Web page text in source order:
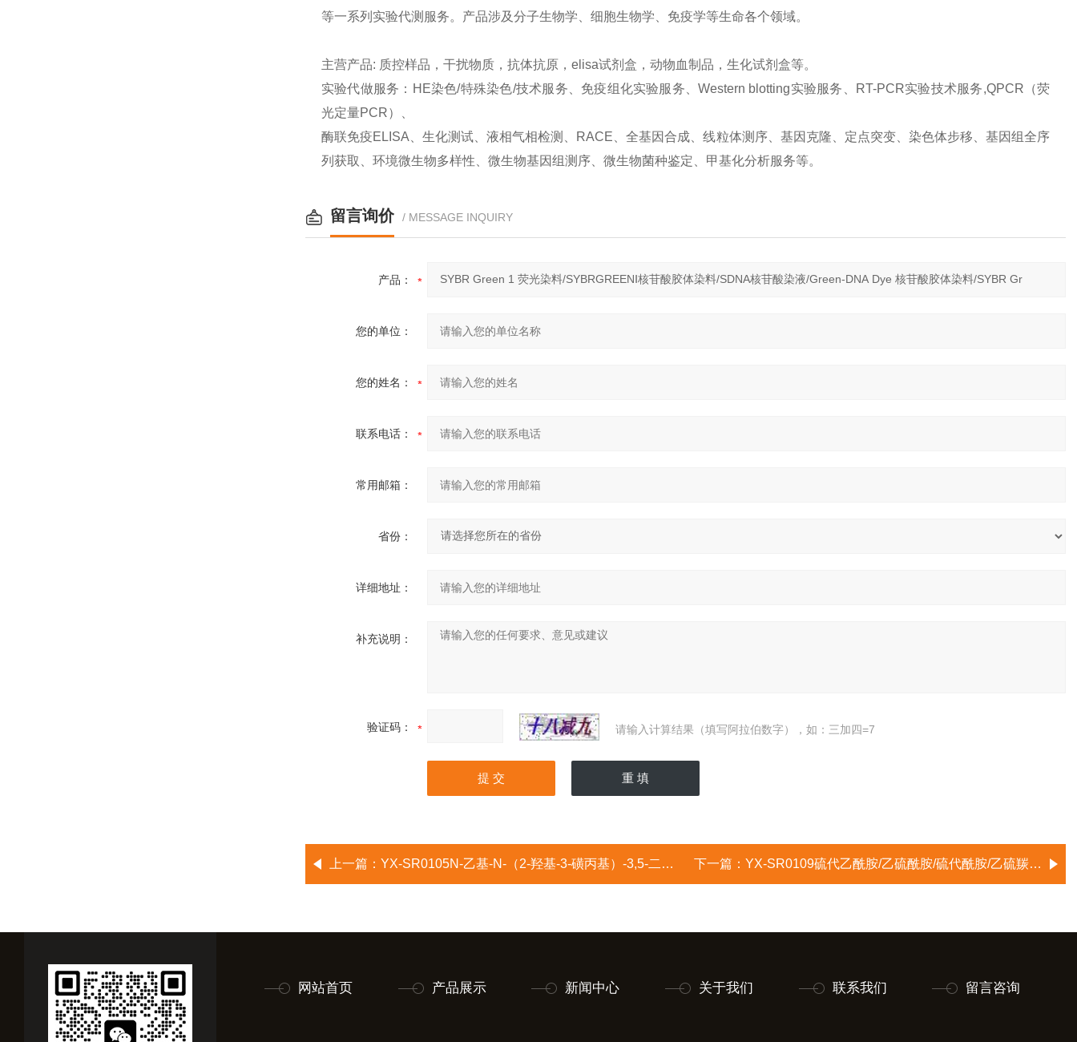
等一系列实验代测服务。产品涉及分子生物学、细胞生物学、免疫学等生命各个领域。
主营产品: 质控样品，干扰物质，抗体抗原，elisa试剂盒，动物血制品，生化试剂盒等。
实验代做服务：HE染色/特殊染色/技术服务、免疫组化实验服务、Western blotting实验服务、RT-PCR实验技术服务,QPCR（荧
光定量PCR）、
酶联免疫ELISA、生化测试、液相气相检测、RACE、全基因合成、线粒体测序、基因克隆、定点突变、染色体步移、基因组全序
列获取、环境微生物多样性、微生物基因组测序、微生物菌种鉴定、甲基化分析服务等。
留言询价 / MESSAGE INQUIRY
产品：
您的单位：
您的姓名：
联系电话：
常用邮箱：
省份：
详细地址：
补充说明：
验证码： 请输入计算结果（填写阿拉伯数字），如：三加四=7
上一篇： YX-SR0105N-乙基-N-（2-羟基-3-磺丙基）-3,5-二甲氧基苯胺钠盐/DAOS 下一篇： YX-SR0109硫代乙酰胺/乙硫酰胺/硫代酰胺/乙硫羰酰胺/Ethanethioamide
网站首页 产品展示 新闻中心 关于我们 联系我们 留言咨询